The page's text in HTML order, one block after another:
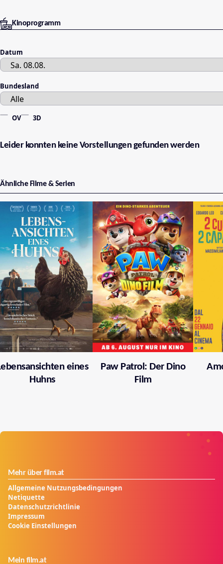
Kinoprogramm
Datum
Bundesland
OV 3D
Leider konnten keine Vorstellungen gefunden werden
Ähnliche Filme & Serien
eines
Huhns
Paw Patrol: Der Dino
Film
Mehr über film.at
Allgemeine Nutzungsbedingungen
Netiquette
Datenschutzrichtlinie
Impressum
Cookie Einstellungen
Mein film.at